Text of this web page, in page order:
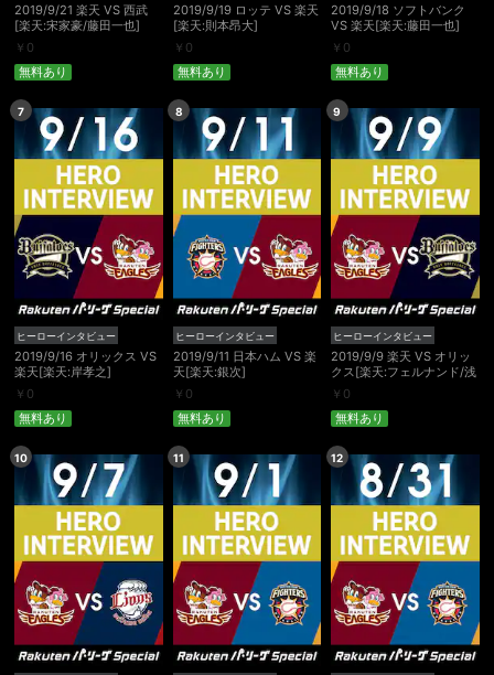
2019/9/21 楽天 VS 西武
[楽天:宋家豪/藤田一也]
￥ 0
無料あり
2019/9/19 ロッテ VS 楽天
[楽天:則本昂大]
￥ 0
無料あり
2019/9/18 ソフトバンク
VS 楽天[楽天:藤田一也]
￥ 0
無料あり
ヒーローインタビュー
7
2019/9/16 オリックス VS
楽天[楽天:岸孝之]
￥ 0
無料あり
ヒーローインタビュー
8
2019/9/11 日本ハム VS 楽
天[楽天:銀次]
￥ 0
無料あり
ヒーローインタビュー
9
2019/9/9 楽天 VS オリッ
クス[楽天:フェルナンド/浅
村栄斗/松井裕樹]
￥ 0
無料あり
10 11 12